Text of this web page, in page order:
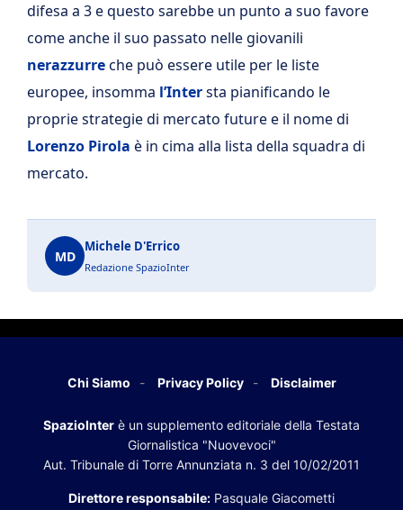
difesa a 3 e questo sarebbe un punto a suo favore
come anche il suo passato nelle giovanili
nerazzurreche può essere utile per le liste
europee, insomma l’Intersta pianificando le
proprie strategie di mercato future e il nome di
Lorenzo Pirola è in cima alla lista della squadra di
mercato.
MD
Michele D'Errico
Redazione SpazioInter
Chi Siamo Privacy Policy Disclaimer
SpazioInter è un supplemento editoriale della Testata
Giornalistica "Nuovevoci"
Aut. Tribunale di Torre Annunziata n. 3 del 10/02/2011
Direttore responsabile: Pasquale Giacometti